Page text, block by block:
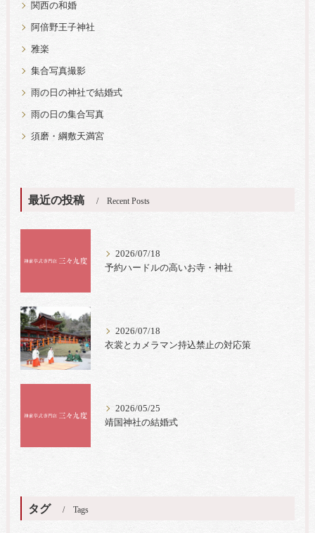
関西の和婚
阿倍野王子神社
雅楽
集合写真撮影
雨の日の神社で結婚式
雨の日の集合写真
須磨・綱敷天満宮
最近の投稿 Recent Posts
2026/07/18
予約ハードルの高いお寺・神社
2026/07/18
衣裳とカメラマン持込禁止の対応策
2026/05/25
靖国神社の結婚式
タグ Tags